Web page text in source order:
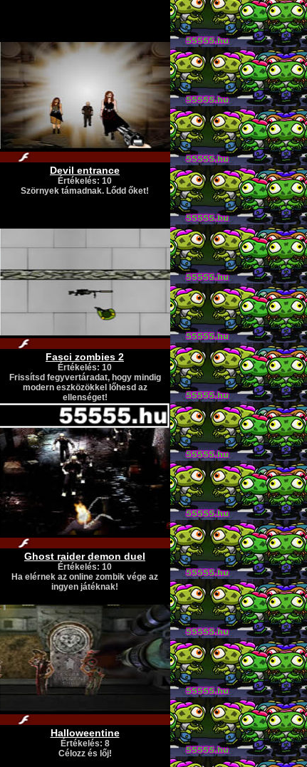
Devil entrance
Értékelés: 10
Szörnyek támadnak. Lődd őket!
Fasci zombies 2
Értékelés: 10
Frissítsd fegyvertáradat, hogy mindig
modern eszközökkel lőhesd az
ellenséget!
Ghost raider demon duel
Értékelés: 10
Ha elérnek az online zombik vége az
ingyen játéknak!
Halloweentine
Értékelés: 8
Célozz és lőj!